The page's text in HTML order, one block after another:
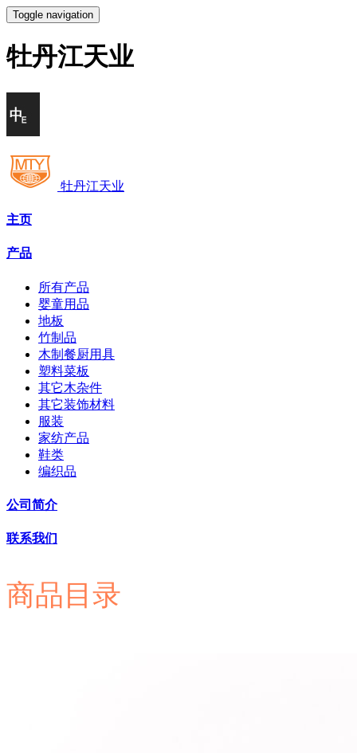
Toggle navigation
牡丹江天业
牡丹江天业
主页
产品
所有产品
婴童用品
地板
竹制品
木制餐厨用具
塑料菜板
其它木杂件
其它装饰材料
服装
家纺产品
鞋类
编织品
公司简介
联系我们
商品目录